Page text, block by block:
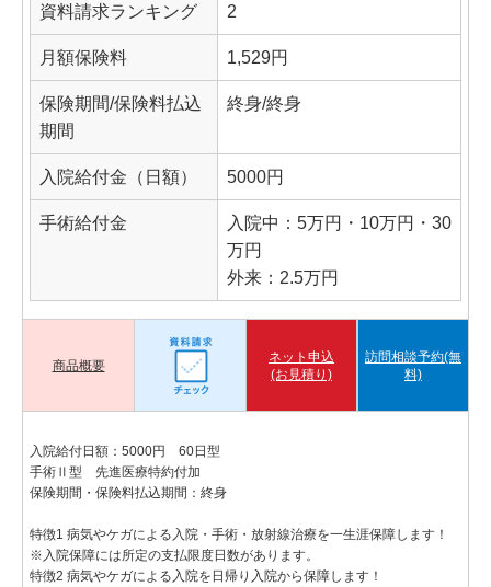
資料請求ランキング 2
月額保険料 1,529円
保険期間/保険料払込
期間
終身/終身
入院給付金（日額） 5000円
手術給付金
入院中：5万円・10万円・30
万円
外来：2.5万円
商品概要
ネット申込
(お見積り)
訪問相談予約(無
料)
入院給付日額：5000円 60日型
手術Ⅱ型 先進医療特約付加
保険期間・保険料払込期間：終身
特徴1 病気やケガによる入院・手術・放射線治療を一生涯保障します！
※入院保障には所定の支払限度日数があります。
特徴2 病気やケガによる入院を日帰り入院から保障します！